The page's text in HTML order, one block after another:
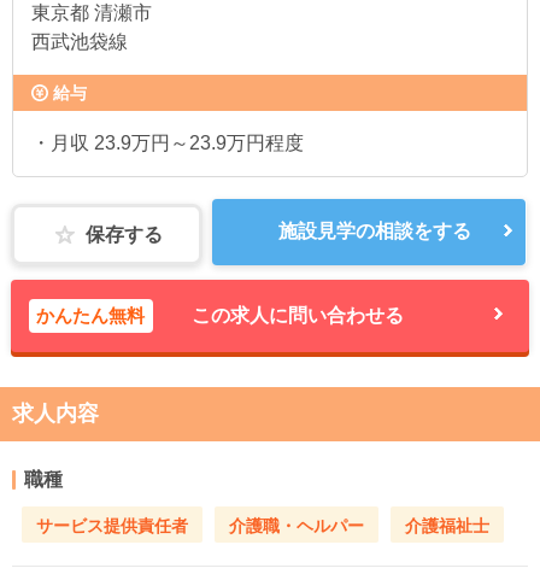
東京都 清瀬市
西武池袋線
給与
・月収 23.9万円～23.9万円程度
保存する 施設見学の相談をする
かんたん無料 この求人に問い合わせる
求人内容
職種
サービス提供責任者 介護職・ヘルパー 介護福祉士